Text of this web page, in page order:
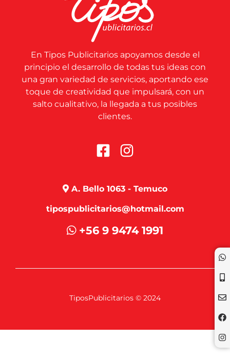
En Tipos Publicitarios apoyamos desde el
principio el desarrollo de todas tus ideas con
una gran variedad de servicios, aportando ese
toque de creatividad que impulsará, con un
salto cualitativo, la llegada a tus posibles
clientes.
A. Bello 1063 - Temuco
tipospublicitarios@hotmail.com
+56 9 9474 1991
TiposPublicitarios © 2024